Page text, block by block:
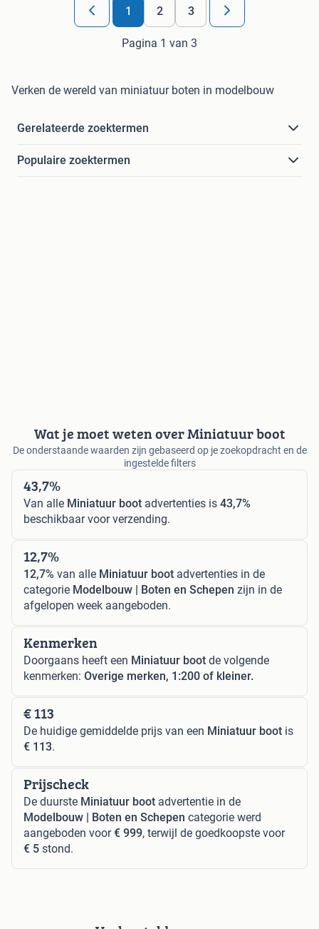
1 2 3
Pagina 1 van 3
Verken de wereld van miniatuur boten in modelbouw
Gerelateerde zoektermen
Populaire zoektermen
Wat je moet weten over Miniatuur boot
De onderstaande waarden zijn gebaseerd op je zoekopdracht en de
ingestelde filters
43,7%
Van alle Miniatuur boot advertenties is 43,7%
beschikbaar voor verzending.
12,7%
12,7% van alle Miniatuur boot advertenties in de
categorie Modelbouw | Boten en Schepen zijn in de
afgelopen week aangeboden.
Kenmerken
Doorgaans heeft een Miniatuur boot de volgende
kenmerken: Overige merken, 1:200 of kleiner.
€ 113
De huidige gemiddelde prijs van een Miniatuur boot is
€ 113.
Prijscheck
De duurste Miniatuur boot advertentie in de
Modelbouw | Boten en Schepen categorie werd
aangeboden voor€ 999, terwijl de goedkoopste voor
€ 5 stond.